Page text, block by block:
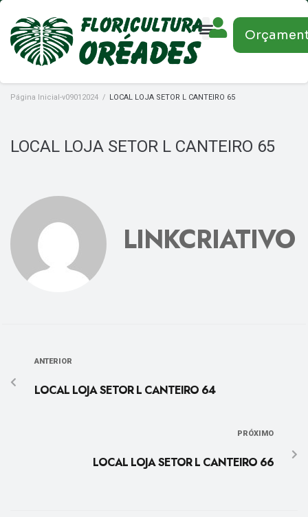
Página Inicial-v09012024 / LOCAL LOJA SETOR L CANTEIRO 65
LOCAL LOJA SETOR L CANTEIRO 65
LINKCRIATIVO
ANTERIOR
LOCAL LOJA SETOR L CANTEIRO 64
PRÓXIMO
LOCAL LOJA SETOR L CANTEIRO 66